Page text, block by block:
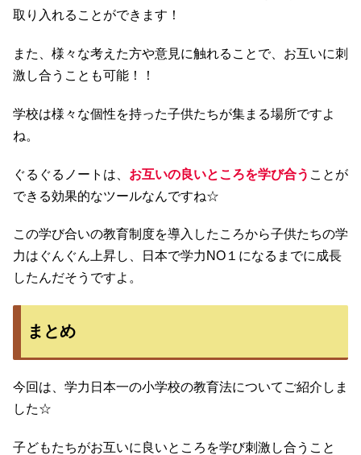
取り入れることができます！
また、様々な考えた方や意見に触れることで、お互いに刺
激し合うことも可能！！
学校は様々な個性を持った子供たちが集まる場所ですよ
ね。
ぐるぐるノートは、 お互いの良いところを学び合う ことが
できる効果的なツールなんですね☆
この学び合いの教育制度を導入したころから子供たちの学
力はぐんぐん上昇し、日本で学力NO１になるまでに成長
したんだそうですよ。
まとめ
今回は、学力日本一の小学校の教育法についてご紹介しま
した☆
子どもたちがお互いに良いところを学び刺激し合うこと